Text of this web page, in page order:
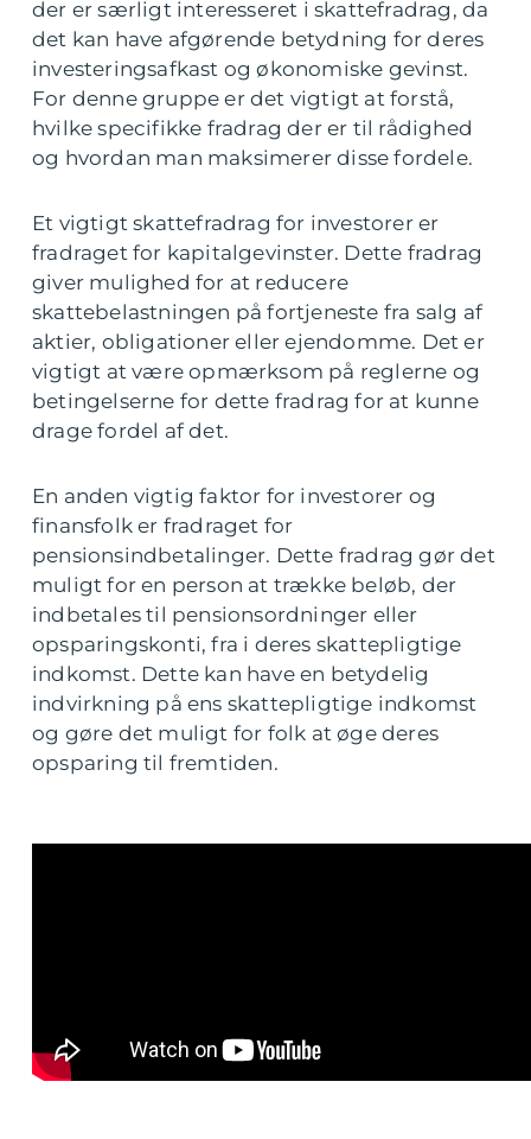
der er særligt interesseret i skattefradrag, da
det kan have afgørende betydning for deres
investeringsafkast og økonomiske gevinst.
For denne gruppe er det vigtigt at forstå,
hvilke specifikke fradrag der er til rådighed
og hvordan man maksimerer disse fordele.
Et vigtigt skattefradrag for investorer er
fradraget for kapitalgevinster. Dette fradrag
giver mulighed for at reducere
skattebelastningen på fortjeneste fra salg af
aktier, obligationer eller ejendomme. Det er
vigtigt at være opmærksom på reglerne og
betingelserne for dette fradrag for at kunne
drage fordel af det.
En anden vigtig faktor for investorer og
finansfolk er fradraget for
pensionsindbetalinger. Dette fradrag gør det
muligt for en person at trække beløb, der
indbetales til pensionsordninger eller
opsparingskonti, fra i deres skattepligtige
indkomst. Dette kan have en betydelig
indvirkning på ens skattepligtige indkomst
og gøre det muligt for folk at øge deres
opsparing til fremtiden.